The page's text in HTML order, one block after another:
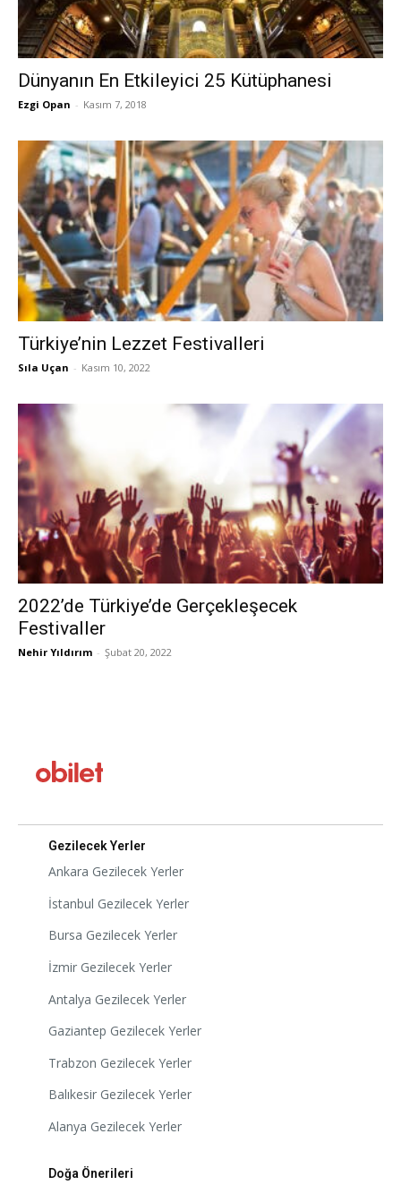
Dünyanın En Etkileyici 25 Kütüphanesi
Ezgi Opan - Kasım 7, 2018
Türkiye’nin Lezzet Festivalleri
Sıla Uçan - Kasım 10, 2022
2022’de Türkiye’de Gerçekleşecek
Festivaller
Nehir Yıldırım - Şubat 20, 2022
Gezilecek Yerler
Ankara Gezilecek Yerler
İstanbul Gezilecek Yerler
Bursa Gezilecek Yerler
İzmir Gezilecek Yerler
Antalya Gezilecek Yerler
Gaziantep Gezilecek Yerler
Trabzon Gezilecek Yerler
Balıkesir Gezilecek Yerler
Alanya Gezilecek Yerler
Doğa Önerileri